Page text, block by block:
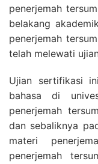
penerjemah
belakang
penerjemah
telah melewati
Ujian sertifikasi
bahasa di
penerjemah
dan sebaliknya
materi
penerjemah